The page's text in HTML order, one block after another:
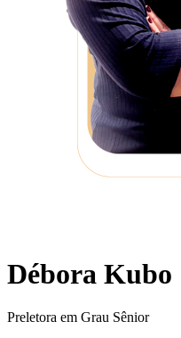
Débora Kubo
Preletora em Grau Sênior